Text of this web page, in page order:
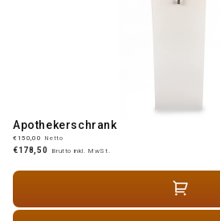
Apothekerschrank
€150,00 Netto
€178,50 Brutto inkl. MwSt.